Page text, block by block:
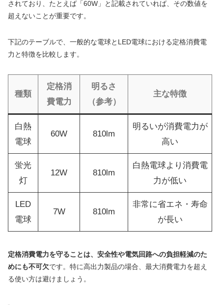
されており、たとえば「60W」と記載されていれば、その数値を
超えないことが重要です。
下記のテーブルで、一般的な電球とLED電球における定格消費電
力と特徴を比較します。
種類
定格消
費電力
明るさ
（参考）
主な特徴
白熱
電球
60W 810lm
明るいが消費電力が
高い
蛍光
灯
12W 810lm
白熱電球より消費電
力が低い
LED
電球
7W 810lm
非常に省エネ・寿命
が長い
定格消費電力を守ることは、安全性や電気回路への負担軽減のた
めにも不可欠です。特に高出力製品の場合、最大消費電力を超え
る使い方は避けましょう。